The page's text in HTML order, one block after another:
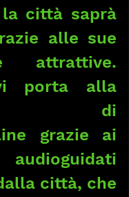
città saprà
alle sue
attrattive.
porta alla
di
grazie ai
città, che